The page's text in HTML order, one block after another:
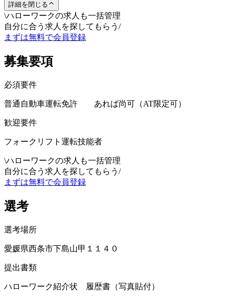
詳細を閉じる
\ハローワークの求人も一括管理
自分に合う求人を探してもらう /
まずは無料で会員登録
募集要項
必須要件
普通自動車運転免許 あれば尚可（AT限定可）
歓迎要件
フォークリフト運転技能者
\ハローワークの求人も一括管理
自分に合う求人を探してもらう /
まずは無料で会員登録
選考
選考場所
愛媛県西条市下島山甲１１４０
提出書類
ハローワーク紹介状 履歴書（写真貼付）